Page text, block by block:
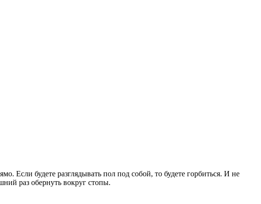
Если будете разглядывать пол под собой, то будете горбиться. И не
раз обернуть вокруг стопы.